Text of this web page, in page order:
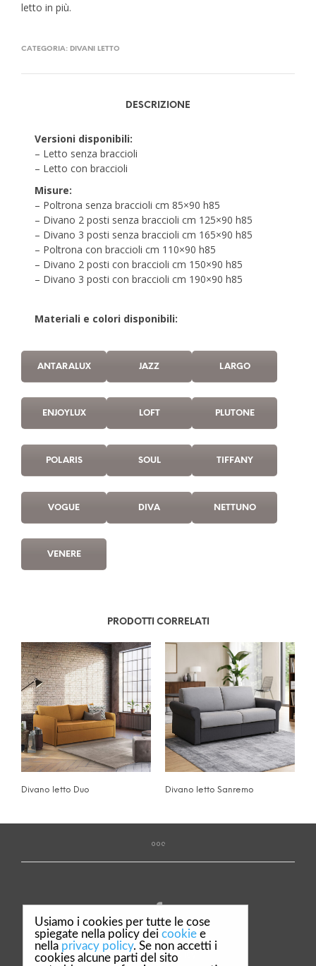
letto in più.
CATEGORIA: DIVANI LETTO
DESCRIZIONE
Versioni disponibili:
– Letto senza braccioli
– Letto con braccioli
Misure:
– Poltrona senza braccioli cm 85×90 h85
– Divano 2 posti senza braccioli cm 125×90 h85
– Divano 3 posti senza braccioli cm 165×90 h85
– Poltrona con braccioli cm 110×90 h85
– Divano 2 posti con braccioli cm 150×90 h85
– Divano 3 posti con braccioli cm 190×90 h85
Materiali e colori disponibili:
ANTARALUX JAZZ LARGO
ENJOYLUX LOFT PLUTONE
POLARIS SOUL TIFFANY
VOGUE DIVA NETTUNO
VENERE
PRODOTTI CORRELATI
Divano letto Duo Divano letto Sanremo
Privacy & Policy
Usiamo i cookies per tutte le cose
spiegate nella policy dei cookie e
nella privacy policy. Se non accetti i
cookies alcune parti del sito